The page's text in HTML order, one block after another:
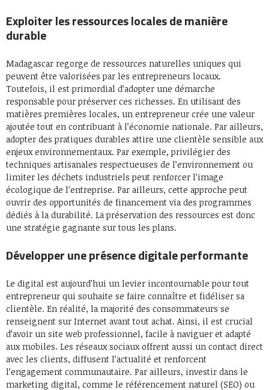
Exploiter les ressources locales de manière
durable
Madagascar regorge de ressources naturelles uniques qui
peuvent être valorisées par les entrepreneurs locaux.
Toutefois, il est primordial d’adopter une démarche
responsable pour préserver ces richesses. En utilisant des
matières premières locales, un entrepreneur crée une valeur
ajoutée tout en contribuant à l’économie nationale. Par ailleurs,
adopter des pratiques durables attire une clientèle sensible aux
enjeux environnementaux. Par exemple, privilégier des
techniques artisanales respectueuses de l’environnement ou
limiter les déchets industriels peut renforcer l’image
écologique de l’entreprise. Par ailleurs, cette approche peut
ouvrir des opportunités de financement via des programmes
dédiés à la durabilité. La préservation des ressources est donc
une stratégie gagnante sur tous les plans.
Développer une présence digitale performante
Le digital est aujourd’hui un levier incontournable pour tout
entrepreneur qui souhaite se faire connaître et fidéliser sa
clientèle. En réalité, la majorité des consommateurs se
renseignent sur Internet avant tout achat. Ainsi, il est crucial
d’avoir un site web professionnel, facile à naviguer et adapté
aux mobiles. Les réseaux sociaux offrent aussi un contact direct
avec les clients, diffusent l’actualité et renforcent
l’engagement communautaire. Par ailleurs, investir dans le
marketing digital, comme le référencement naturel (SEO) ou